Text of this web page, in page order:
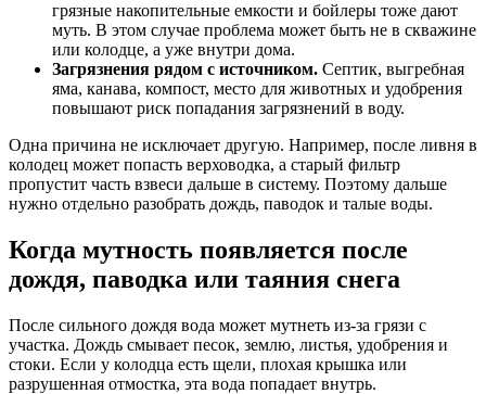
грязные накопительные емкости и бойлеры тоже дают
муть. В этом случае проблема может быть не в скважине
или колодце, а уже внутри дома.
Загрязнения рядом с источником. Септик, выгребная
яма, канава, компост, место для животных и удобрения
повышают риск попадания загрязнений в воду.
Одна причина не исключает другую. Например, после ливня в
колодец может попасть верховодка, а старый фильтр
пропустит часть взвеси дальше в систему. Поэтому дальше
нужно отдельно разобрать дождь, паводок и талые воды.
Когда мутность появляется после
дождя, паводка или таяния снега
После сильного дождя вода может мутнеть из-за грязи с
участка. Дождь смывает песок, землю, листья, удобрения и
стоки. Если у колодца есть щели, плохая крышка или
разрушенная отмостка, эта вода попадает внутрь.